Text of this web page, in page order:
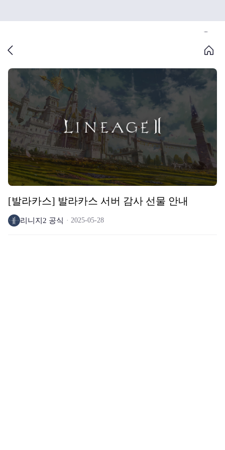
[발라카스] 발라카스 서버 감사 선물 안내
리니지2 공식 2025-05-28